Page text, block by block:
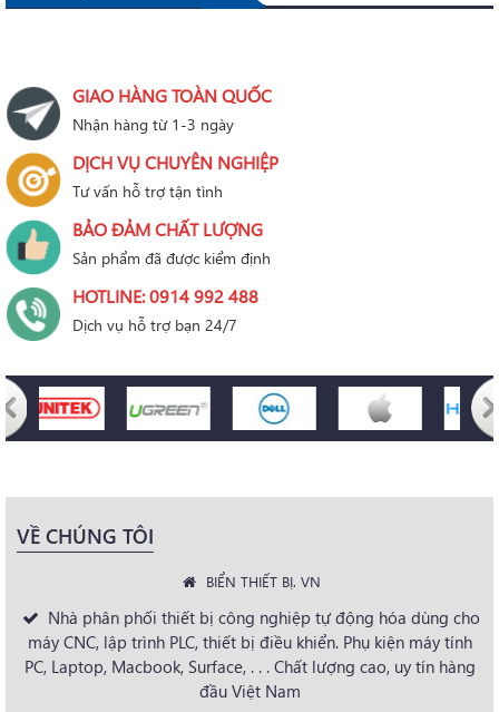
GIAO HÀNG TOÀN QUỐC
Nhận hàng từ 1-3 ngày
DỊCH VỤ CHUYÊN NGHIỆP
Tư vấn hỗ trợ tận tình
BẢO ĐẢM CHẤT LƯỢNG
Sản phẩm đã được kiểm định
HOTLINE: 0914 992 488
Dịch vụ hỗ trợ bạn 24/7
VỀ CHÚNG TÔI
BIỂN THIẾT BỊ. VN
Nhà phân phối thiết bị công nghiệp tự động hóa dùng cho
máy CNC, lập trình PLC, thiết bị điều khiển. Phụ kiện máy tính
PC, Laptop, Macbook, Surface, . . . Chất lượng cao, uy tín hàng
đầu Việt Nam